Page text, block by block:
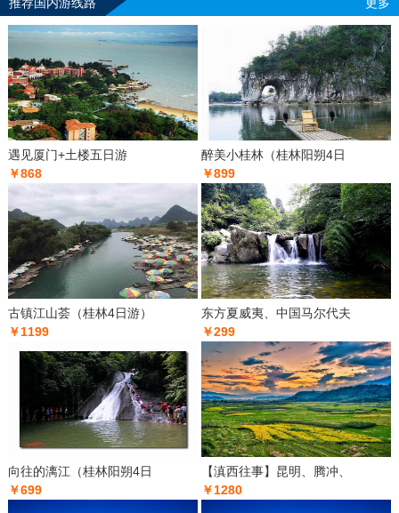
遇见厦门+土楼五日游
￥868
醉美小桂林（桂林阳朔4日
￥899
古镇江山荟（桂林4日游）
￥1199
东方夏威夷、中国马尔代夫
￥299
向往的漓江（桂林阳朔4日
￥699
【滇西往事】昆明、腾冲、
￥1280